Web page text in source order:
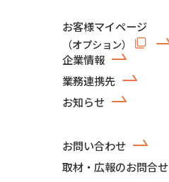
お客様マイページ
（オプション）
企業情報
業務連携先
お知らせ
お問い合わせ
取材・広報のお問合せ